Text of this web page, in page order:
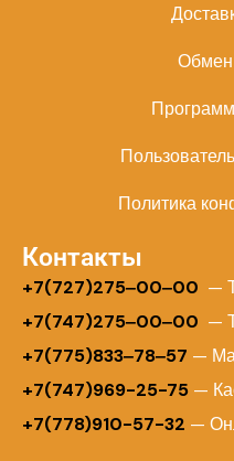
Обмен
Политика
Контакты
+7(727)275‒00‒00 —
+7(747)275‒00‒00 —
+7(775)833‒78‒57 —
+7(747)969-25-75 —
+7(778)910-57-32 —